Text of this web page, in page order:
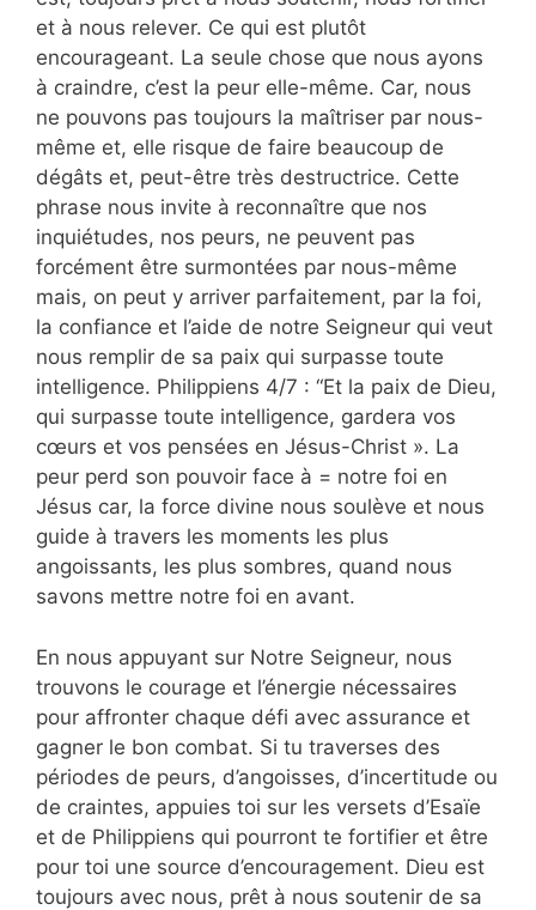
et à nous relever. Ce qui est plutôt
encourageant. La seule chose que nous ayons
à craindre, c’est la peur elle-même. Car, nous
ne pouvons pas toujours la maîtriser par nous-
même et, elle risque de faire beaucoup de
dégâts et, peut-être très destructrice. Cette
phrase nous invite à reconnaître que nos
inquiétudes, nos peurs, ne peuvent pas
forcément être surmontées par nous-même
mais, on peut y arriver parfaitement, par la foi,
la confiance et l’aide de notre Seigneur qui veut
nous remplir de sa paix qui surpasse toute
intelligence. Philippiens 4/7 : “Et la paix de Dieu,
qui surpasse toute intelligence, gardera vos
cœurs et vos pensées en Jésus-Christ ». La
peur perd son pouvoir face à = notre foi en
Jésus car, la force divine nous soulève et nous
guide à travers les moments les plus
angoissants, les plus sombres, quand nous
savons mettre notre foi en avant.
En nous appuyant sur Notre Seigneur, nous
trouvons le courage et l’énergie nécessaires
pour affronter chaque défi avec assurance et
gagner le bon combat. Si tu traverses des
périodes de peurs, d’angoisses, d’incertitude ou
de craintes, appuies toi sur les versets d’Esaïe
et de Philippiens qui pourront te fortifier et être
pour toi une source d’encouragement. Dieu est
toujours avec nous, prêt à nous soutenir de sa